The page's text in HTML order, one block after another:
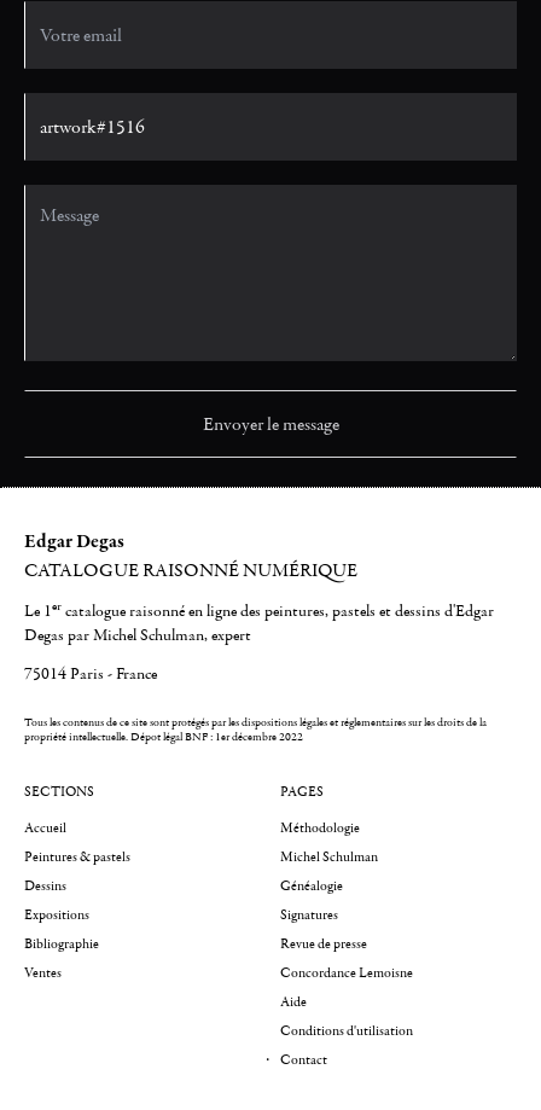
Edgar Degas
CATALOGUE RAISONNÉ NUMÉRIQUE
Le 1er catalogue raisonné en ligne des peintures, pastels et dessins d'Edgar
Degas par Michel Schulman, expert
75014 Paris - France
Tous les contenus de ce site sont protégés par les dispositions légales et réglementaires sur les droits de la
propriété intellectuelle.Dépot légal BNF : 1er décembre 2022
SECTIONS
Accueil
Peintures & pastels
Dessins
Expositions
Bibliographie
Ventes
PAGES
Méthodologie
Michel Schulman
Généalogie
Signatures
Revue de presse
Concordance Lemoisne
Aide
Conditions d'utilisation
Contact